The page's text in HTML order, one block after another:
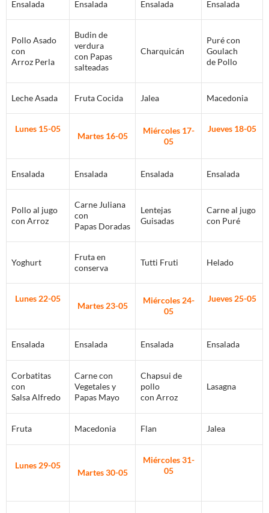
Ensalada Ensalada Ensalada Ensalada
Pollo Asado
con
Arroz Perla
Budin de
verdura
con Papas
salteadas
Charquicán
Puré con
Goulach
de Pollo
Leche Asada Fruta Cocida Jalea Macedonia
Lunes 15-05
Martes 16-05
Miércoles 17-
05
Jueves 18-05
Ensalada Ensalada Ensalada Ensalada
Pollo al jugo
con Arroz
Carne Juliana
con
Papas Doradas
Lentejas
Guisadas
Carne al jugo
con Puré
Yoghurt
Fruta en
conserva
Tutti Fruti Helado
Lunes 22-05
Martes 23-05
Miércoles 24-
05
Jueves 25-05
Ensalada Ensalada Ensalada Ensalada
Corbatitas
con
Salsa Alfredo
Carne con
Vegetales y
Papas Mayo
Chapsui de
pollo
con Arroz
Lasagna
Fruta Macedonia Flan Jalea
Lunes 29-05
Martes 30-05
Miércoles 31-
05